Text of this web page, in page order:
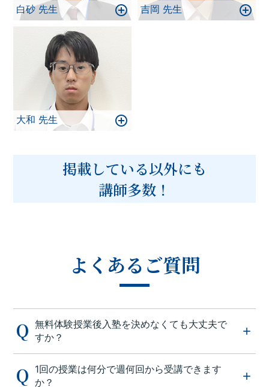
白砂 先生 吉岡 先生
大和 先生
掲載している以外にも
講師多数！
よくあるご質問
無料体験授業後入塾を決めなくても大丈夫で
すか？
1回の授業は何分で週何回から受講できます
か？